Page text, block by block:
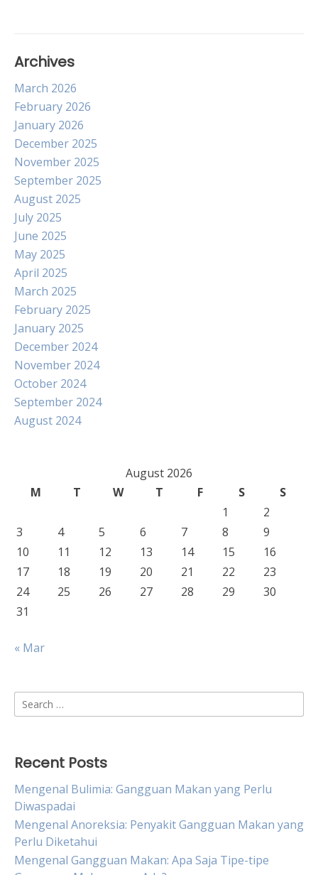
Archives
March 2026
February 2026
January 2026
December 2025
November 2025
September 2025
August 2025
July 2025
June 2025
May 2025
April 2025
March 2025
February 2025
January 2025
December 2024
November 2024
October 2024
September 2024
August 2024
August 2026
M
T W T F S
S
1
2
3
4 5 6 7 8
9
10
11 12 13 14 15
16
17
18 19 20 21 22
23
24
25 26 27 28 29
30
31
« Mar
Search
for:
Recent Posts
Mengenal Bulimia: Gangguan Makan yang Perlu
Diwaspadai
Mengenal Anoreksia: Penyakit Gangguan Makan yang
Perlu Diketahui
Mengenal Gangguan Makan: Apa Saja Tipe-tipe